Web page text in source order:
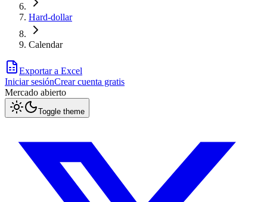
Hard-dollar
Calendar
Exportar a Excel
Iniciar sesiónCrear cuenta gratis
Mercado abierto
Toggle theme